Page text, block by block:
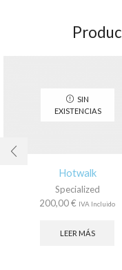
SIN
EXISTENCIAS
Hotwalk
Specialized
200,00€ IVA Incluido
LEER MÁS